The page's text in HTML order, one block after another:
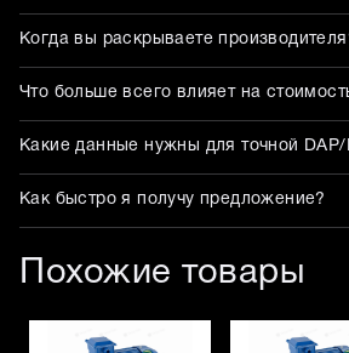
Когда вы раскрываете
Что больше всего влияет на
Какие данные нужны для точной DAP/
Как быстро я получу предложение?
Похожие товары